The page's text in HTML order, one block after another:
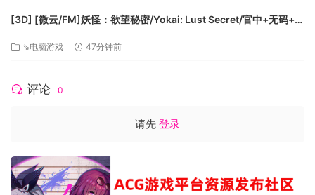
发行日期: 2020年10月30日
最低配置:
内存: 4 GB RAM
5870 (1GB VRAM) / AMD? Radeon? RX Vega 11 / Intel? HD
DirectX 版本: 9.0c
网络: 宽带互联网连接
[3D] [微云/FM]妖怪：欲望秘密/Yokai: Lust Secret/官中+无码+动
⇘电脑游戏 47分钟前
评论 0
请先 登录